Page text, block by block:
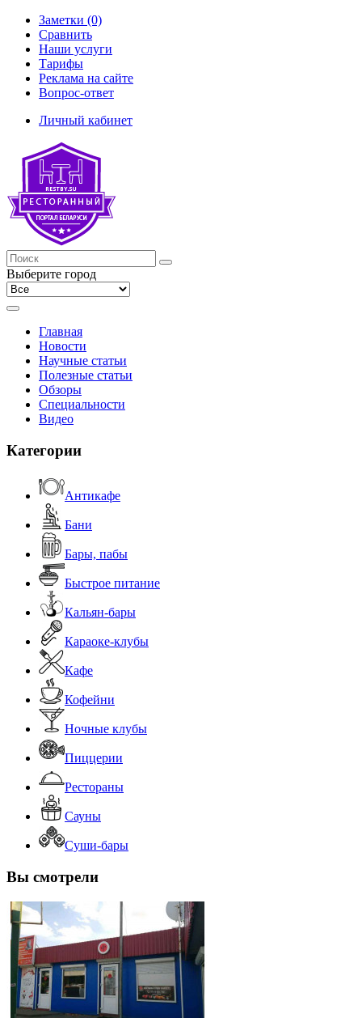
Заметки (0)
Сравнить
Наши услуги
Тарифы
Реклама на сайте
Вопрос-ответ
Личный кабинет
Выберите город
Главная
Новости
Научные статьи
Полезные статьи
Обзоры
Специальности
Видео
Категории
Антикафе
Бани
Бары, пабы
Быстрое питание
Кальян-бары
Караоке-клубы
Кафе
Кофейни
Ночные клубы
Пиццерии
Рестораны
Сауны
Суши-бары
Вы смотрели